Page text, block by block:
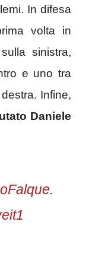
In difesa
volta in
sinistra,
e uno tra
Infine,
Daniele
.